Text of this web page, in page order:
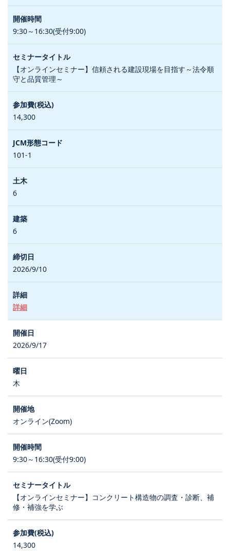
9:30～16:30(受付9:00)
【オンラインセミナー】信頼される建設現場を目指す～法令順
守と品質管理～
14,300
101-1
6
6
2026/9/10
詳細
2026/9/17
木
オンライン(Zoom)
9:30～16:30(受付9:00)
【オンラインセミナー】コンクリート構造物の調査・診断、補
修・補強を学ぶ
14,300